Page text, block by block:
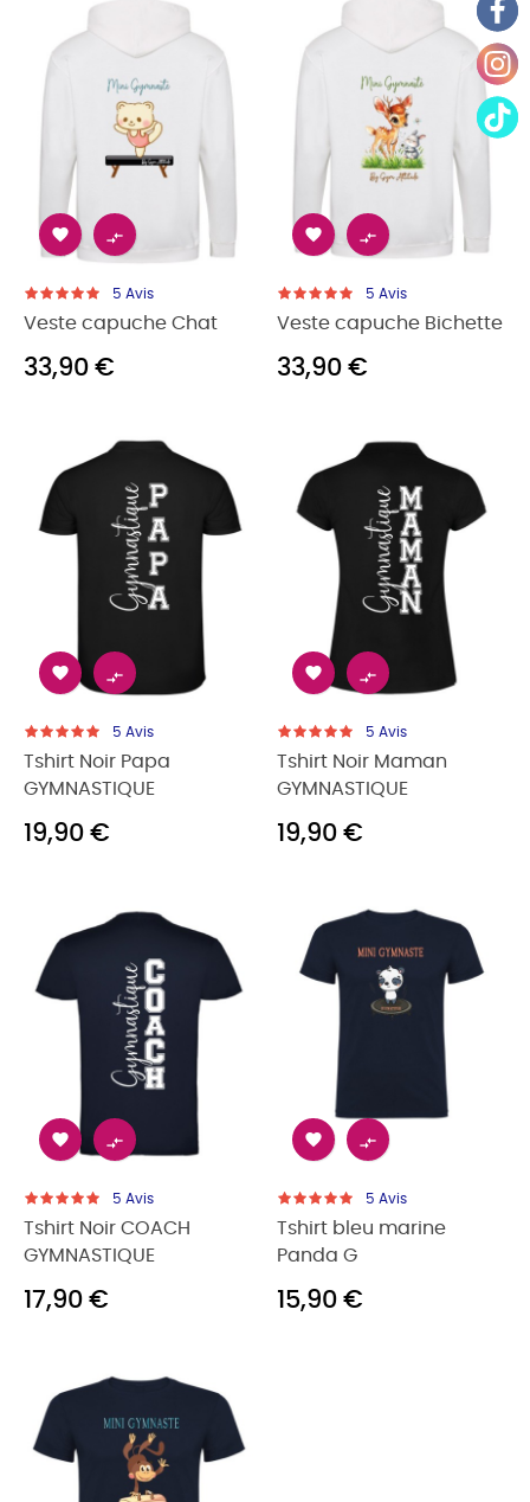
 
5 Avis
Veste capuche Chat
33,90 €
 
5 Avis
Veste capuche Bichette
33,90 €
 
5 Avis
Tshirt Noir Papa
GYMNASTIQUE
19,90 €
 
5 Avis
Tshirt Noir Maman
GYMNASTIQUE
19,90 €
 
5 Avis
Tshirt Noir COACH
GYMNASTIQUE
17,90 €
 
5 Avis
Tshirt bleu marine
Panda G
15,90 €